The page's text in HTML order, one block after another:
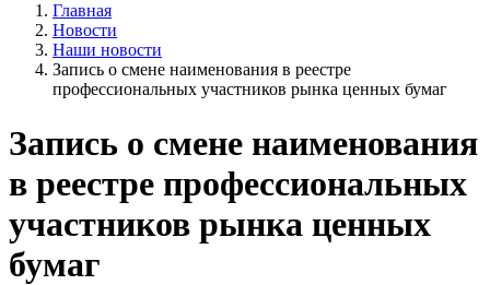
Главная
Новости
Наши новости
Запись о смене наименования в реестре
профессиональных участников рынка ценных бумаг
Запись о смене наименования
в реестре профессиональных
участников рынка ценных
бумаг